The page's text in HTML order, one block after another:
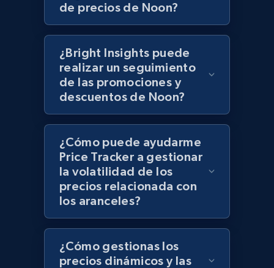
1.3K+ 175+ Comenzar ahora
Zara - Products
Category id, Product id, Product name, Price,
Currency, Colour code, Colour, Description, and
more.
1.2K+ 208+ Comenzar ahora
Category id, Product id, Product name, Price,
Currency, Colour code, Colour, Description, and
de precios de Noon?
¿Bright Insights puede
realizar un seguimiento
de las promociones y
descuentos de Noon?
¿Cómo puede ayudarme
Price Tracker a gestionar
la volatilidad de los
precios relacionada con
los aranceles?
¿Cómo gestionas los
precios dinámicos y las